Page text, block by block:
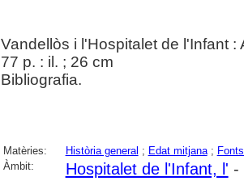
Vandellòs i l'Hospitalet de l'Infant :
77 p. : il. ; 26 cm
Bibliografia.
Matèries: Història general ; Edat mitjana;
Àmbit:
Hospitalet de l'Infant, l' -